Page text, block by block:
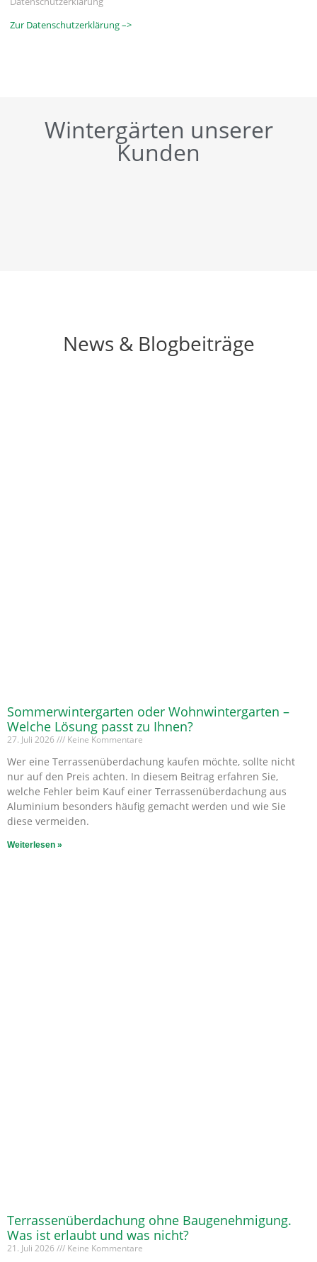
Zur Datenschutzerklärung –>
Wintergärten unserer
Kunden
News & Blogbeiträge
Sommerwintergarten oder Wohnwintergarten –
Welche Lösung passt zu Ihnen?
27. Juli 2026 Keine Kommentare
Wer eine Terrassenüberdachung kaufen möchte, sollte nicht
nur auf den Preis achten. In diesem Beitrag erfahren Sie,
welche Fehler beim Kauf einer Terrassenüberdachung aus
Aluminium besonders häufig gemacht werden und wie Sie
diese vermeiden.
Weiterlesen »
Terrassenüberdachung ohne Baugenehmigung.
Was ist erlaubt und was nicht?
21. Juli 2026 Keine Kommentare